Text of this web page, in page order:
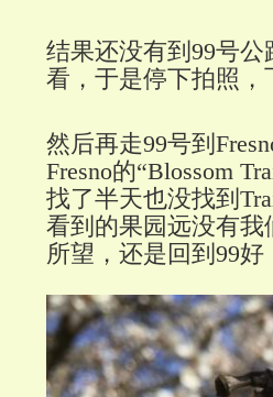
结果还没有到99号
看，于是停下拍照，
然后再走99号到
Fresno的“Blossom
找了半天也没找到
看到的果园远没有我
所望，还是回到99